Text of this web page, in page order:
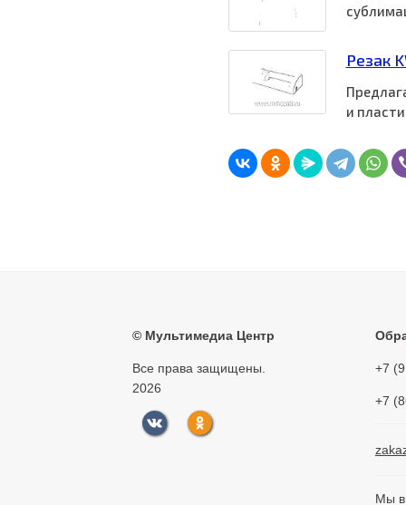
Резак
и
©Мультимедиа Центр
Все права защищены.
2026
+7
+7
Мы в